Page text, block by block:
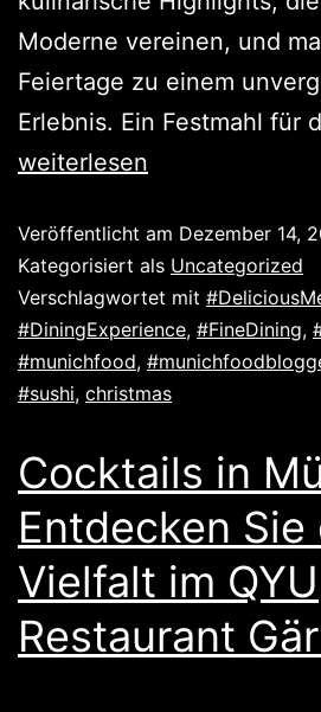
Moderne vereinen, und
Feiertage zu einem
Erlebnis. Ein Festmahl für
weiterlesen
Veröffentlicht am Dezember 14,
Kategorisiert als Uncategorized
Verschlagwortet mit
#DiningExperience, #FineDining,
#munichfood,
#sushi, christmas
Cocktails in
Entdecken Sie
Vielfalt im QYU
Restaurant